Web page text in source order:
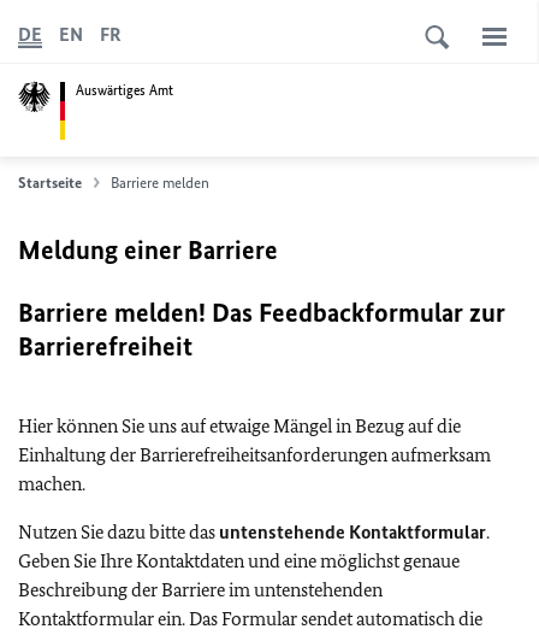
Auswärtiges Amt
DE EN FR
Startseite Barriere melden
Meldung einer Barriere
Barriere melden! Das Feedbackformular zur
Barrierefreiheit
Hier können Sie uns auf etwaige Mängel in Bezug auf die
Einhaltung der Barrierefreiheitsanforderungen aufmerksam
machen.
Nutzen Sie dazu bitte das untenstehende Kontaktformular.
Geben Sie Ihre Kontaktdaten und eine möglichst genaue
Beschreibung der Barriere im untenstehenden
Kontaktformular ein. Das Formular sendet automatisch die